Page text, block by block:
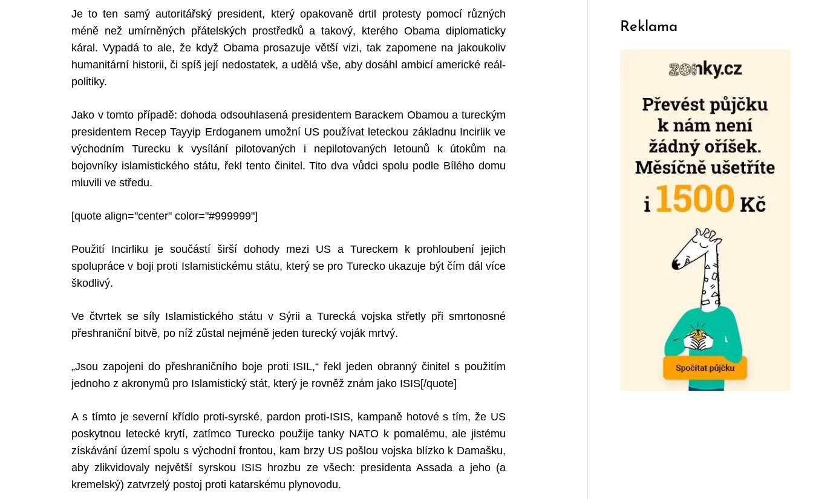
Je to ten samý autoritářský president, který opakovaně drtil protesty pomocí různých
méně než umírněných přátelských prostředků a takový, kterého Obama diplomaticky
káral. Vypadá to ale, že když Obama prosazuje větší vizi, tak zapomene na jakoukoliv
humanitární historii, či spíš její nedostatek, a udělá vše, aby dosáhl ambicí americké reál-
politiky.
Jako v tomto případě: dohoda odsouhlasená presidentem Barackem Obamou a tureckým
presidentem Recep Tayyip Erdoganem umožní US používat leteckou základnu Incirlik ve
východním Turecku k vysílání pilotovaných i nepilotovaných letounů k útokům na
bojovníky islamistického státu, řekl tento činitel. Tito dva vůdci spolu podle Bílého domu
mluvili ve středu.
[quote align="center" color="#999999"]
Použití Incirliku je součástí širší dohody mezi US a Tureckem k prohloubení jejich
spolupráce v boji proti Islamistickému státu, který se pro Turecko ukazuje být čím dál více
škodlivý.
Ve čtvrtek se síly Islamistického státu v Sýrii a Turecká vojska střetly při smrtonosné
přeshraniční bitvě, po níž zůstal nejméně jeden turecký voják mrtvý.
„Jsou zapojeni do přeshraničního boje proti ISIL,“ řekl jeden obranný činitel s použitím
jednoho z akronymů pro Islamistický stát, který je rovněž znám jako ISIS[/quote]
A s tímto je severní křídlo proti-syrské, pardon proti-ISIS, kampaně hotové s tím, že US
poskytnou letecké krytí, zatímco Turecko použije tanky NATO k pomalému, ale jistému
získávání území spolu s východní frontou, kam brzy US pošlou vojska blízko k Damašku,
aby zlikvidovaly největší syrskou ISIS hrozbu ze všech: presidenta Assada a jeho (a
kremelský) zatvrzelý postoj proti katarskému plynovodu.
Reklama